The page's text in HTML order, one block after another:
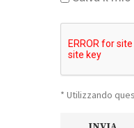
* Utilizzando